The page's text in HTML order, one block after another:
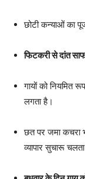
छोटी कन्याओं का
फिटकरी से दांत
गायों को
लगता है।
छत पर जमा
व्यापार सुचारू